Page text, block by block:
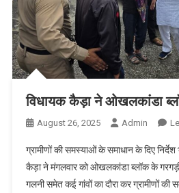
विधायक कैड़ा ने ओखलकांडा
August 26, 2025 Admin
ग्रामीणों की समस्याओं के समाधान के दिए
कैड़ा ने मंगलवार को ओखलकांडा ब्लॉक के
गलनी समेत कई गांवों का दौरा कर ग्रामीणों की